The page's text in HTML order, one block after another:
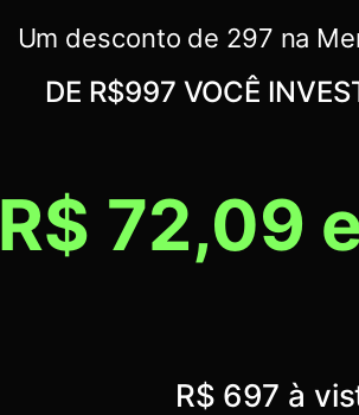
Um desconto de 297 na
DE R$997 VOCÊ
R$ 72,09
R$ 697 à